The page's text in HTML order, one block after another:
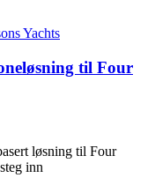
til Four
løsning til Four
inn